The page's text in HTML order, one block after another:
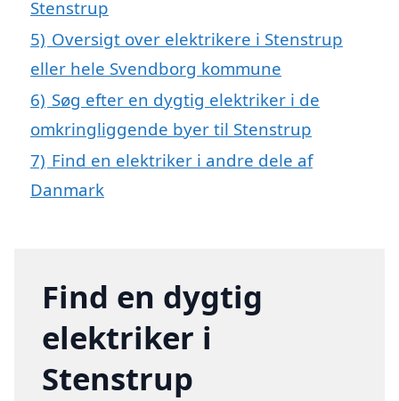
Stenstrup
5) Oversigt over elektrikere i Stenstrup
eller hele Svendborg kommune
6) Søg efter en dygtig elektriker i de
omkringliggende byer til Stenstrup
7) Find en elektriker i andre dele af
Danmark
Find en dygtig
elektriker i
Stenstrup